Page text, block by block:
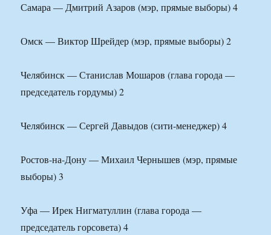
Самара — Дмитрий Азаров (мэр, прямые выборы) 4
Омск — Виктор Шрейдер (мэр, прямые выборы) 2
Челябинск — Станислав Мошаров (глава города —
председатель гордумы) 2
Челябинск — Сергей Давыдов (сити-менеджер) 4
Ростов-на-Дону — Михаил Чернышев (мэр, прямые
выборы) 3
Уфа — Ирек Нигматуллин (глава города —
председатель горсовета) 4